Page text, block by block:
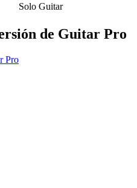
Solo Guitar
de Guitar Pro
Pro